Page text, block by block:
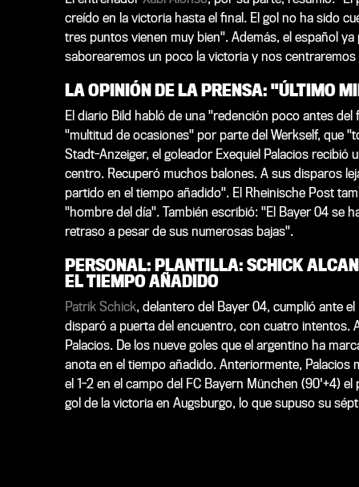
creído en la victoria hasta el final. El gol no ha sido
tres puntos vienen muy bien". Además, el español
saborearemos un poco la victoria y nos
LA OPINIÓN DE LA PRENSA: "ÚLTIMO
El diario Bild habló de una "redención poco antes
"multitud de ocasiones" por parte del Werkself, que
Stadt-Anzeiger, el goleador Exequiel Palacios recibió
centro. Recuperó muchos balones. A sus disparos
partido en el tiempo añadido". El Rheinische Post
"hombre del día". También escribió: "El Bayer 04 se
retraso a pesar de sus numerosas bajas".
PERSONAL: PLANTILLA: SCHICK
EL TIEMPO AÑADIDO
Patrik Schick, delantero del Bayer 04, cumplió ante
disparó a puerta del encuentro, con cuatro intentos.
Palacios. De los nueve goles que el argentino ha
anota en el tiempo añadido. Anteriormente,
el 1-2 en el campo del FC Bayern München (90'+4)
gol de la victoria en Augsburgo, lo que supuso su